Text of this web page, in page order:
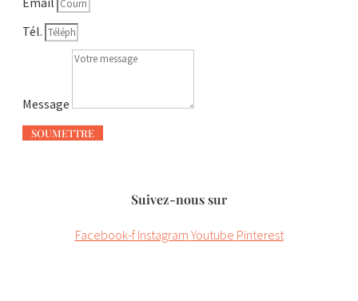
Tél.
Message
SOUMETTRE
Suivez-nous sur
Facebook-f Instagram Youtube Pinterest